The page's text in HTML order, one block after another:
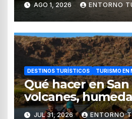
AGO 1, 2026 ENTORNO
DESTINOS TURÍSTICOS TURISMO EN
Qué hacer en
volcanes,
sabores del mar
JUL 31, 2026 ENTORNO